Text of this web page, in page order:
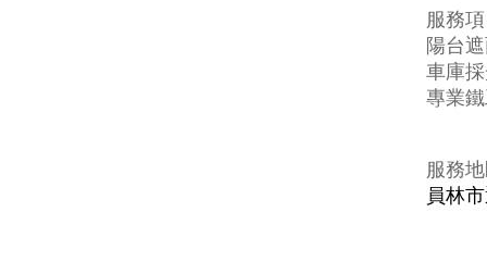
服務
陽台
車庫
專業
服務
員林